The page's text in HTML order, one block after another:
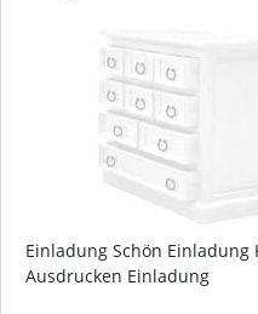
Einladung Schön
Ausdrucken Einladung